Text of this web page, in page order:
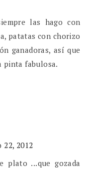
las hago con
patatas con chorizo
ganadoras, así que
pinta fabulosa.
22, 2012
plato ...que gozada